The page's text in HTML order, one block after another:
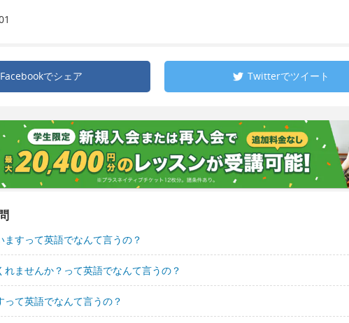
Facebookでシェア Twitterでツイート
すって英語でなんて言うの？
れませんか？って英語でなんて言うの？
て英語でなんて言うの？